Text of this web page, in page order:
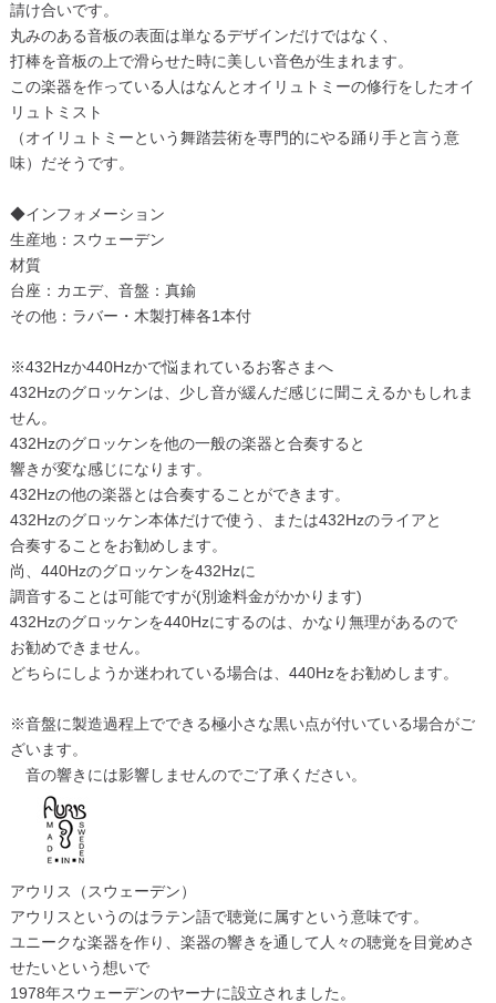
請け合いです。
丸みのある音板の表面は単なるデザインだけではなく、
打棒を音板の上で滑らせた時に美しい音色が生まれます。
この楽器を作っている人はなんとオイリュトミーの修行をしたオイ
リュトミスト
（オイリュトミーという舞踏芸術を専門的にやる踊り手と言う意
味）だそうです。
◆インフォメーション
生産地：スウェーデン
材質
台座：カエデ、音盤：真鍮
その他：ラバー・木製打棒各1本付
※432Hzか440Hzかで悩まれているお客さまへ
432Hzのグロッケンは、少し音が緩んだ感じに聞こえるかもしれま
せん。
432Hzのグロッケンを他の一般の楽器と合奏すると
響きが変な感じになります。
432Hzの他の楽器とは合奏することができます。
432Hzのグロッケン本体だけで使う、または432Hzのライアと
合奏することをお勧めします。
尚、440Hzのグロッケンを432Hzに
調音することは可能ですが(別途料金がかかります)
432Hzのグロッケンを440Hzにするのは、かなり無理があるので
お勧めできません。
どちらにしようか迷われている場合は、440Hzをお勧めします。
※音盤に製造過程上でできる極小さな黒い点が付いている場合がご
ざいます。
音の響きには影響しませんのでご了承ください。
アウリス（スウェーデン）
アウリスというのはラテン語で聴覚に属すという意味です。
ユニークな楽器を作り、楽器の響きを通して人々の聴覚を目覚めさ
せたいという想いで
1978年スウェーデンのヤーナに設立されました。